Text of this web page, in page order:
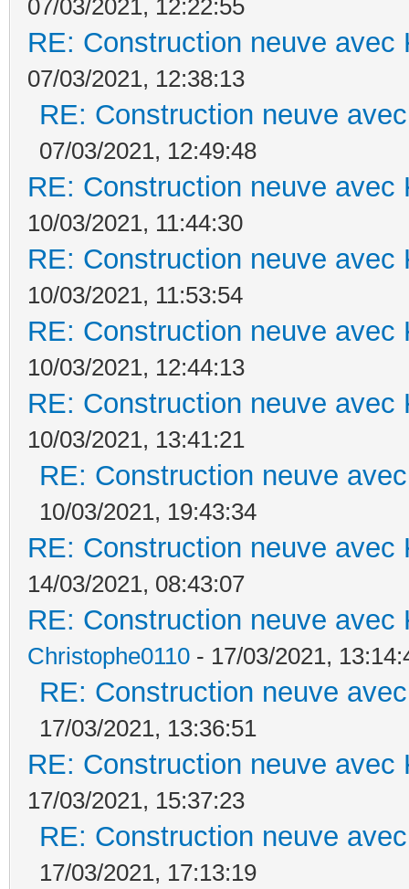
07/03/2021, 12:22:55
RE: Construction neuve avec
07/03/2021, 12:38:13
RE: Construction neuve
07/03/2021, 12:49:48
RE: Construction neuve avec
10/03/2021, 11:44:30
RE: Construction neuve avec
10/03/2021, 11:53:54
RE: Construction neuve avec
10/03/2021, 12:44:13
RE: Construction neuve avec
10/03/2021, 13:41:21
RE: Construction neuve
10/03/2021, 19:43:34
RE: Construction neuve avec
14/03/2021, 08:43:07
RE: Construction neuve avec
Christophe0110 - 17/03/2021,
RE: Construction neuve
17/03/2021, 13:36:51
RE: Construction neuve avec
17/03/2021, 15:37:23
RE: Construction neuve
17/03/2021, 17:13:19